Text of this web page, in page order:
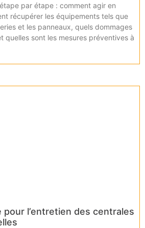
par étape : comment agir en
récupérer les équipements tels que
et les panneaux, quels dommages
quelles sont les mesures préventives à
l’entretien des centrales